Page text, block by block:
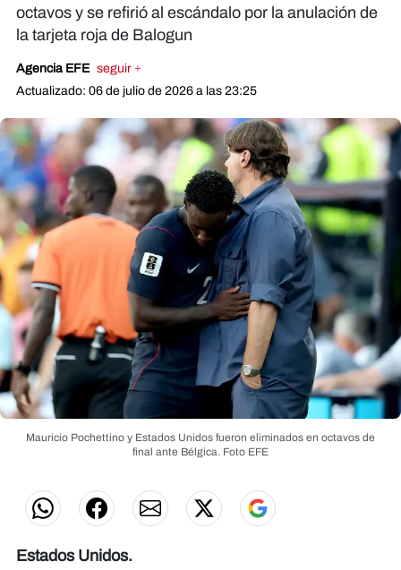
octavos y se refirió al escándalo por la anulación de
la tarjeta roja de Balogun
Agencia EFE seguir +
Actualizado: 06 de julio de 2026 a las 23:25
Mauricio Pochettino y Estados Unidos fueron eliminados en octavos de
final ante Bélgica. Foto EFE
Estados Unidos.